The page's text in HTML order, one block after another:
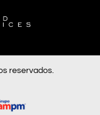
reservados.